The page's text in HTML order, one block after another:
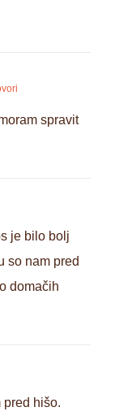
spravit
je bilo bolj
so nam pred
domačih
pred hišo.